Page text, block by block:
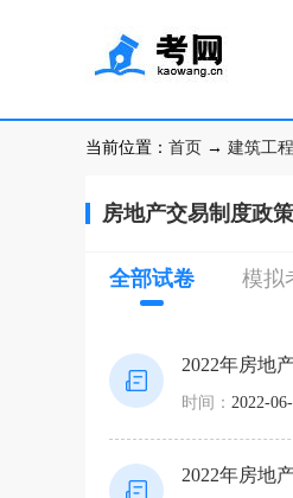
当前位置： 首页 → 建筑工程
房地产交易制度政策
全部试卷 模拟
2022年房地
时间： 2022-
2022年房地